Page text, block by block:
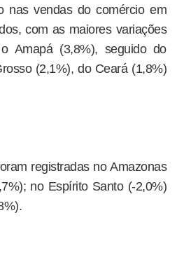
nas vendas do comércio em
com as maiores variações
Amapá (3,8%), seguido do
(2,1%), do Ceará (1,8%)
registradas no Amazonas
no Espírito Santo (-2,0%)